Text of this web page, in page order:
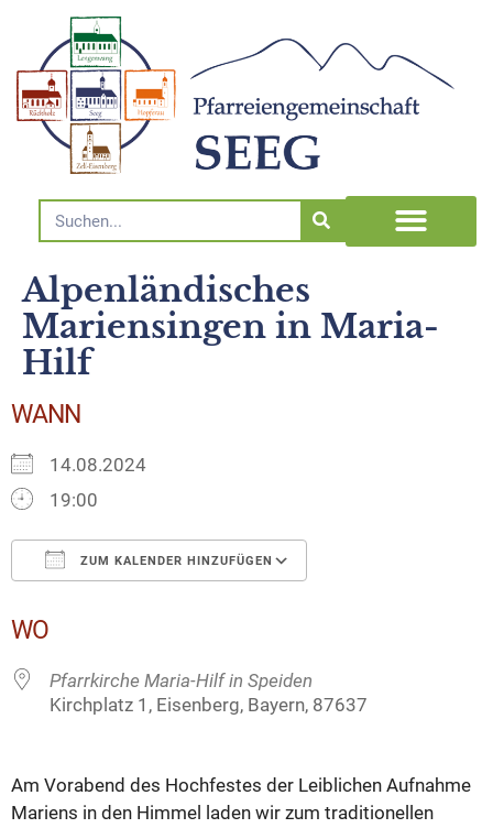
Alpenländisches
Mariensingen in Maria-
Hilf
WANN
14.08.2024
19:00
ZUM KALENDER HINZUFÜGEN
WO
Pfarrkirche Maria-Hilf in Speiden
Kirchplatz 1, Eisenberg, Bayern, 87637
Am Vorabend des Hochfestes der Leiblichen Aufnahme
Mariens in den Himmel laden wir zum traditionellen